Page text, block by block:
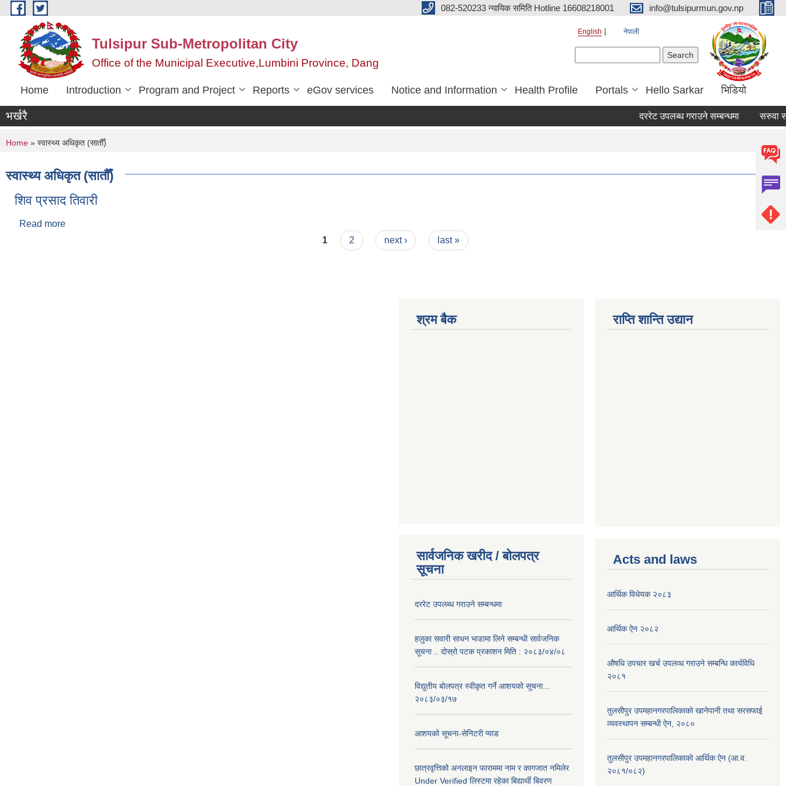
Skip to main content 082-520233 न्यायिक समिति Hotline 16608218001 info@tulsipurmun.gov.np
Tulsipur Sub-Metropolitan City
Office of the Municipal Executive,Lumbini Province, Dang
English नेपाली
Home Introduction Program and Project Reports eGov services Notice and Information Health Profile Portals Hello Sarkar भिडियो
भर्खरै दररेट उपलब्ध गराउने सम्बन्धमा सरुवा
You are here
Home » स्वास्थ्य अधिकृत (सातौँ)
स्वास्थ्य अधिकृत (सातौँ)
शिव प्रसाद तिवारी
Read more
1 2 next › last »
श्रम बैक
सार्वजनिक खरीद / बोलपत्र
सूचना
दररेट उपलब्ध गराउने सम्बन्धमा
हलुका सवारी साधन भाडामा लिने सम्बन्धी सार्वजनिक
सूचना .. दोस्रो पटक प्रकाशन मिति : २०८३/०४/०८
विद्युतीय बोलपत्र स्वीकृत गर्ने आशयको सूचना...
२०८३/०३/१७
आशयको सूचना-सेनिटरी प्याड
छात्रवृत्तिको अनलाइन फाराममा नाम र कागजात नमिलेर
Under Verified लिस्टमा रहेका बिद्यार्थी बिवरण
राप्ति शान्ति उद्यान
Acts and laws
आर्थिक विधेयक २०८३
आर्थिक ऐन २०८२
औषधि उपचार खर्च उपलव्ध गराउने सम्बन्धि कार्यविधि
२०८१
तुलसीपुर उपमहानगरपालिकाको खानेपानी तथा सरसफाई
व्यवस्थापन सम्बन्धी ऐन, २०८०
तुलसीपुर उपमहानगरपालिकाको आर्थिक ऐन (आ.व.
२०८१/०८२)